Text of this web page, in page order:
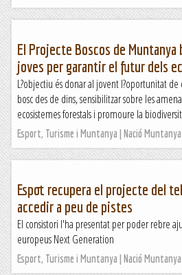
El Projecte Boscos de Muntanya
joves per garantir el futur dels
L?objectiu és donar al jovent l?oportunitat de
bosc des de dins, sensibilitzar sobre les
ecosistemes forestals i promoure la
Esport, Turisme i Muntanya | Nació Muntanya
Espot recupera el projecte del
accedir a peu de pistes
El consistori l'ha presentat per poder rebre
europeus Next Generation
Esport, Turisme i Muntanya | Nació Muntanya